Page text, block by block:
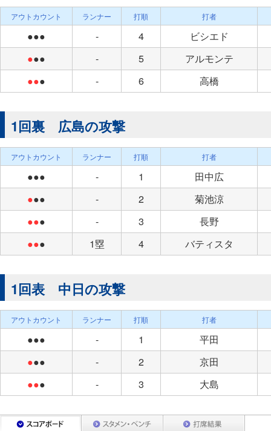
アウトカウント ランナー 打順 打者
●●● - 4
ビシエド
●●● - 5
アルモンテ
●●● - 6 高橋
1回裏 広島の攻撃
アウトカウント ランナー 打順 打者
●●● - 1
田中広
●●● - 2
菊池涼
●●● - 3
長野
●●● 1塁 4 バティスタ
1回表 中日の攻撃
アウトカウント ランナー 打順 打者
●●● - 1
平田
●●● - 2
京田
●●● - 3 大島